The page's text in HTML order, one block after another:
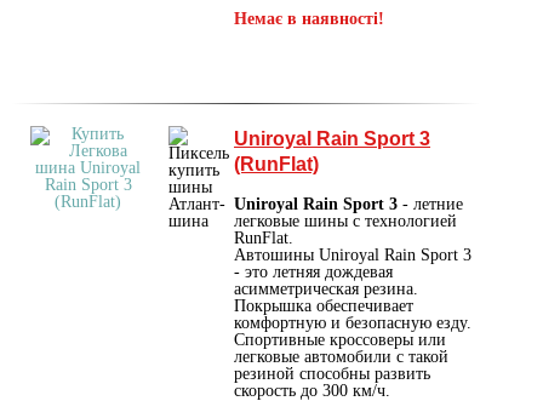
Немає в наявності!
Uniroyal Rain Sport 3
(RunFlat)
Uniroyal Rain Sport 3 - летние
легковые шины с технологией
RunFlat.
Автошины Uniroyal Rain Sport 3
- это летняя дождевая
асимметрическая резина.
Покрышка обеспечивает
комфортную и безопасную езду.
Спортивные кроссоверы или
легковые автомобили с такой
резиной способны развить
скорость до 300 км/ч.